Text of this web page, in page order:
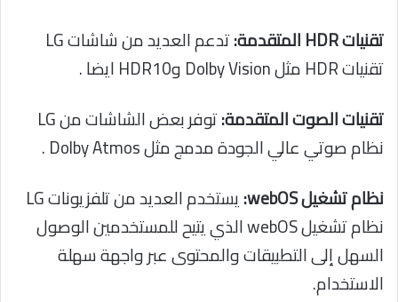
تقنيات HDR المتقدمة:
تدعم العديد من شاشات LG
تقنيات HDR مثل Dolby Vision وHDR10 ايضا .
تقنيات الصوت المتقدمة:
توفر بعض الشاشات من LG
نظام صوتي عالي الجودة مدمج مثل Dolby Atmos .
نظام تشغيل webOS:
يستخدم العديد من تلفزيونات LG
نظام تشغيل webOS الذي يتيح للمستخدمين الوصول
السهل إلى التطبيقات والمحتوى عبر واجهة سهلة
الاستخدام.